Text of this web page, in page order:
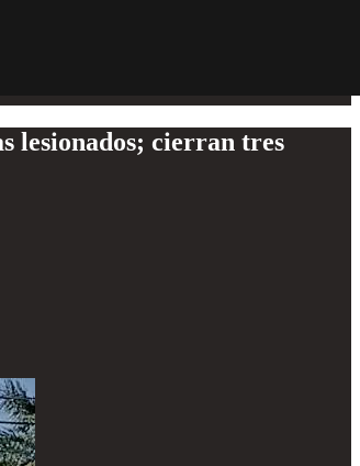
lesionados; cierran tres